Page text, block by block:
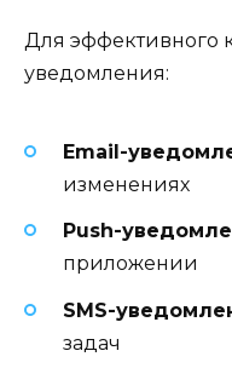
Для эффективного
уведомления:
Email-
изменениях
Push-
приложении
SMS-
задач